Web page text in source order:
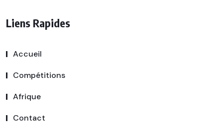
Liens Rapides
Accueil
Compétitions
Afrique
Contact